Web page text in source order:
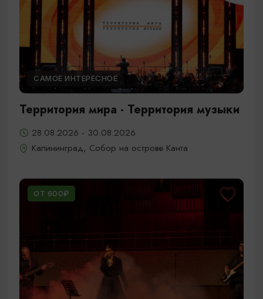
САМОЕ ИНТЕРЕСНОЕ
Территория мира - Территория музыки
28.08.2026 - 30.08.2026
Калининград, Собор на острове Канта
ОТ 600₽